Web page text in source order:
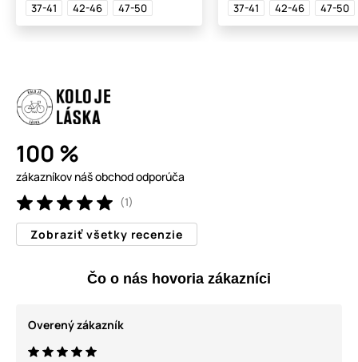
37-41 42-46 47-50 37-41 42-46 47-50
100 %
zákazníkov náš obchod odporúča
(1)
Zobraziť všetky recenzie
Čo o nás hovoria zákazníci
Overený zákazník